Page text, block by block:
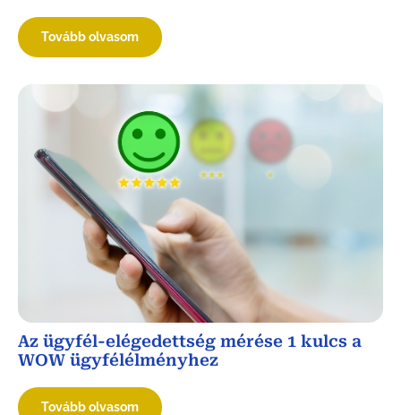
Tovább olvasom
Az ügyfél-elégedettség mérése 1 kulcs a
WOW ügyfélélményhez
Tovább olvasom